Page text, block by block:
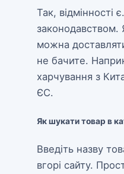
Так, відмінності
можна
не бачите.
харчування з
ЄС.
Як шукати товар в
Введіть назву
вгорі сайту.